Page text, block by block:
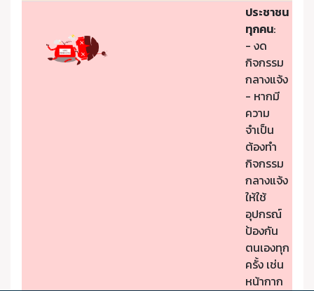
ประชาชน
ทุกคน:
- งด
กิจกรรม
กลางแจ้ง
- หากมี
ความ
จำเป็น
ต้องทำ
กิจกรรม
กลางแจ้ง
ให้ใช้
อุปกรณ์
ป้องกัน
ตนเองทุก
ครั้ง เช่น
หน้ากาก